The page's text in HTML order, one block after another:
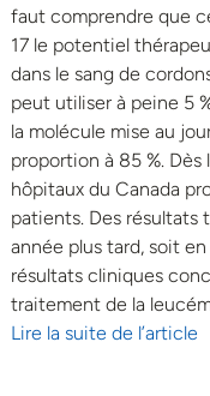
faut comprendre que
17 le potentiel
dans le sang de
peut utiliser à peine 5
la molécule mise au
proportion à 85 %. Dès
hôpitaux du Canada
patients. Des résultats
année plus tard, soit
résultats cliniques
traitement de la
Lire la suite de l’article